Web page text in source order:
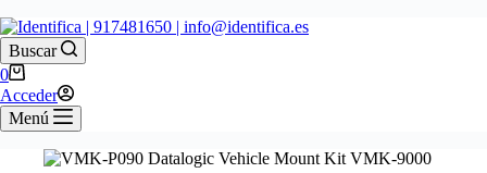
Buscar
Carro
de
compra
0
Acceder
Menú